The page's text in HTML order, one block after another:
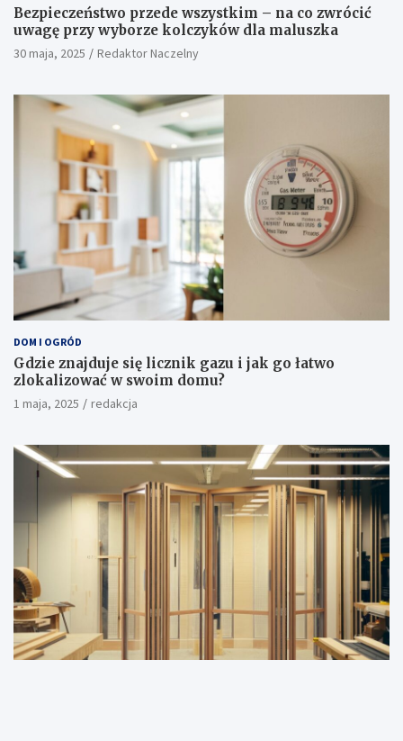
Bezpieczeństwo przede wszystkim – na co zwrócić
uwagę przy wyborze kolczyków dla maluszka
30 maja, 2025 Redaktor Naczelny
DOM I OGRÓD
Gdzie znajduje się licznik gazu i jak go łatwo
zlokalizować w swoim domu?
1 maja, 2025 redakcja